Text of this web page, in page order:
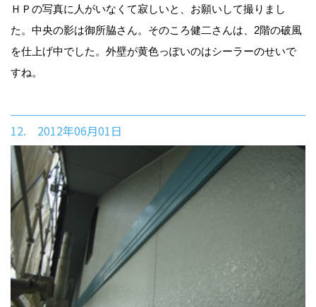
ＨＰの写真に人がいなくて寂しいと、お願いして撮りまし
た。中央の影は御所脇さん。そのころ健二さんは、2階の破風
を仕上げ中でした。外壁が黄色っぽいのはシーラーのせいで
すね。
12. 2012年06月01日